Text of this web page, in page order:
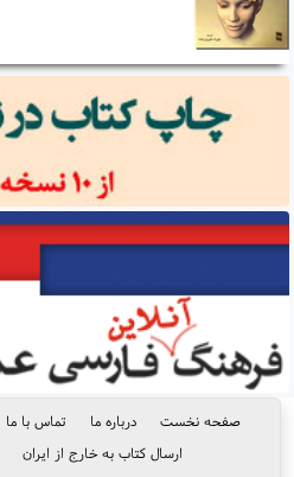
صفحه نخست درباره ما تماس با ما
ارسال کتاب به خارج از ایران